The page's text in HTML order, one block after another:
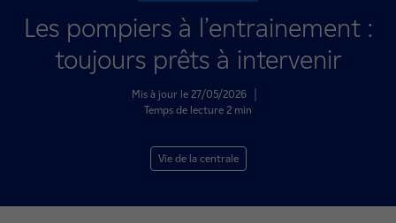
Les pompiers à l’entrainement :
toujours prêts à intervenir
Mis à jour le 27/05/2026
Temps de lecture 2 min
Vie de la centrale